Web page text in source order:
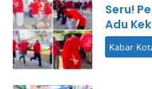
Seru!
Adu
Kabar